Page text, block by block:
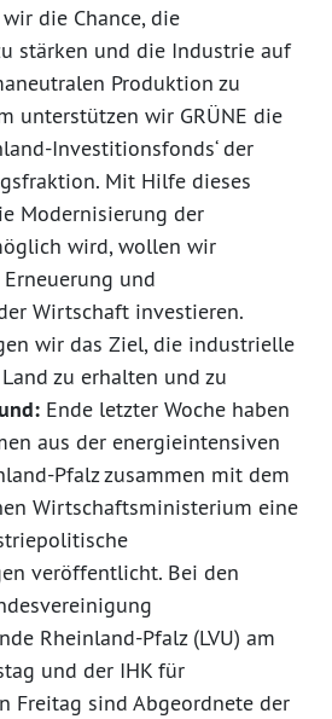
die Chance, die
stärken und die Industrie auf
Produktion zu
unterstützen wir GRÜNE die
Investitionsfonds‘ der
Mit Hilfe dieses
Modernisierung der
wird, wollen wir
und
Wirtschaft investieren.
wir das Ziel, die industrielle
zu erhalten und zu
Ende letzter Woche haben
aus der energieintensiven
Pfalz zusammen mit dem
Wirtschaftsministerium eine
veröffentlicht. Bei den
Rheinland-Pfalz (LVU) am
und der IHK für
Freitag sind Abgeordnete der